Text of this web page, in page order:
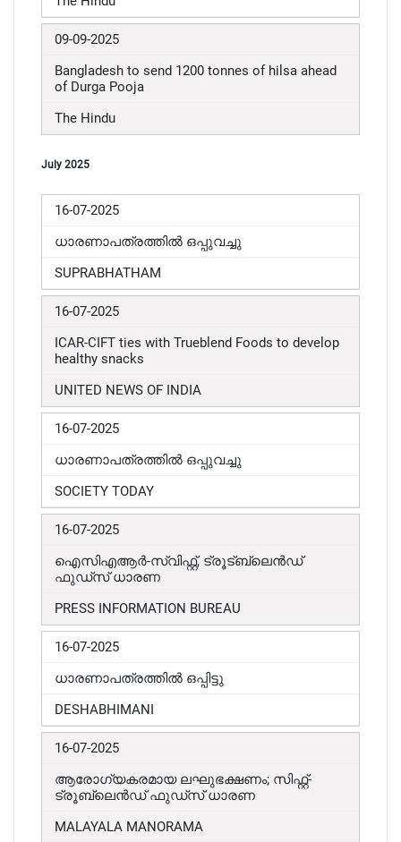
09-09-2025
Bangladesh to send 1200 tonnes of hilsa ahead
of Durga Pooja
The Hindu
July 2025
16-07-2025
ധാരണാപത്രത്തിൽ ഒപ്പുവച്ചു
SUPRABHATHAM
16-07-2025
ICAR-CIFT ties with Trueblend Foods to develop
healthy snacks
UNITED NEWS OF INDIA
16-07-2025
ധാരണാപത്രത്തിൽ ഒപ്പുവച്ചു
SOCIETY TODAY
16-07-2025
ഐസിഎആർ-സ്വിഫ്റ്റ്, ട്രൂട്ബ്ലെൻഡ്
ഫുഡ്സ് ധാരണ
PRESS INFORMATION BUREAU
16-07-2025
ധാരണാപത്രത്തിൽ ഒപ്പിട്ടു
DESHABHIMANI
16-07-2025
ആരോഗ്യകരമായ ലഘുഭക്ഷണം; സിഫ്റ്റ്-
ട്രൂബ്ലെൻഡ് ഫുഡ്സ് ധാരണ
MALAYALA MANORAMA